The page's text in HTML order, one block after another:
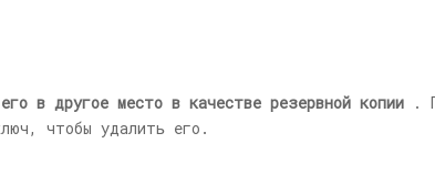
в другое место в качестве резервной копии .
чтобы удалить его.